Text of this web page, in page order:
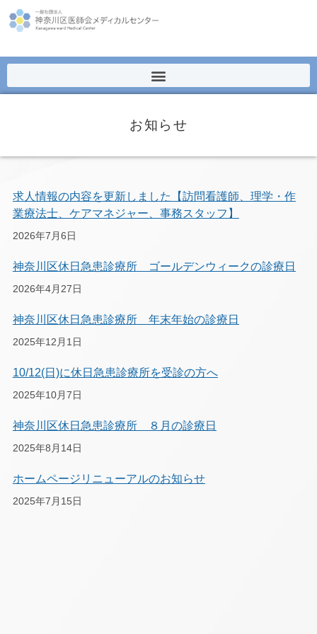
お知らせ
求人情報の内容を更新しました【訪問看護師、理学・作
業療法士、ケアマネジャー、事務スタッフ】
2026年7月6日
神奈川区休日急患診療所 ゴールデンウィークの診療日
2026年4月27日
神奈川区休日急患診療所 年末年始の診療日
2025年12月1日
10/12(日)に休日急患診療所を受診の方へ
2025年10月7日
神奈川区休日急患診療所 ８月の診療日
2025年8月14日
ホームページリニューアルのお知らせ
2025年7月15日